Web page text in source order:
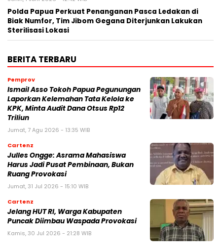
Polda Papua Perkuat Penanganan Pasca Ledakan di
Biak Numfor, Tim Jibom Gegana Diterjunkan Lakukan
Sterilisasi Lokasi
BERITA TERBARU
Pemprov
Ismail Asso Tokoh Papua Pegunungan
Laporkan Kelemahan Tata Kelola ke
KPK, Minta Audit Dana Otsus Rp12
Triliun
Jumat, 7 Agu 2026 - 13:35 WIB
Cartenz
Julles Ongge: Asrama Mahasiswa
Harus Jadi Pusat Pembinaan, Bukan
Ruang Provokasi
Jumat, 31 Jul 2026 - 15:10 WIB
Cartenz
Jelang HUT RI, Warga Kabupaten
Puncak Diimbau Waspada Provokasi
Kamis, 30 Jul 2026 - 21:28 WIB